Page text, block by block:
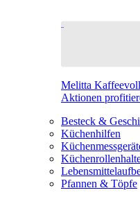
Melitta
Aktionen
Besteck &
Küchenhilfen
Pfannen & Töpfe